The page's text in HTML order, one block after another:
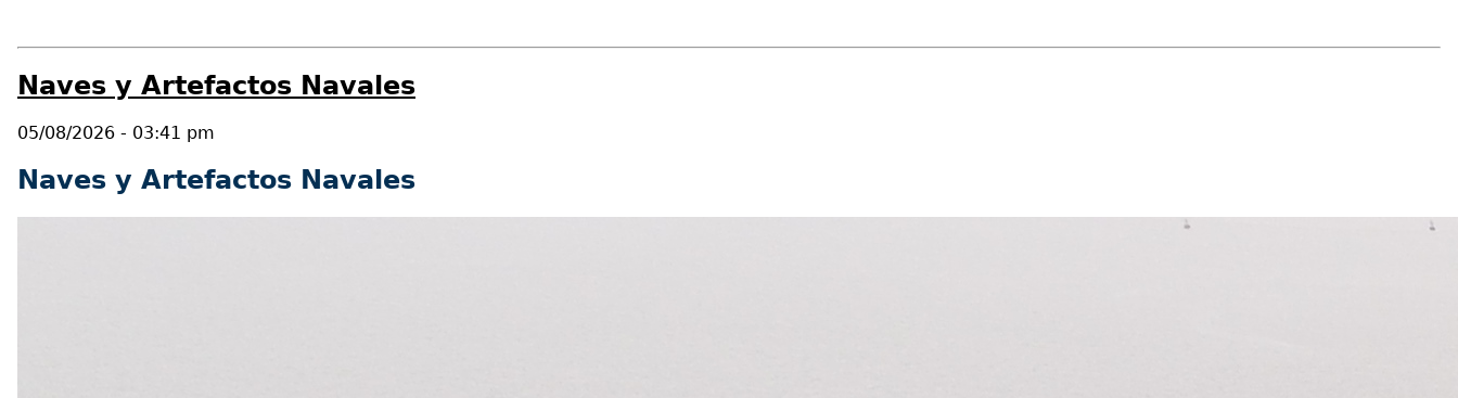
Naves y Artefactos Navales
05/08/2026 - 03:41 pm
Naves y Artefactos Navales